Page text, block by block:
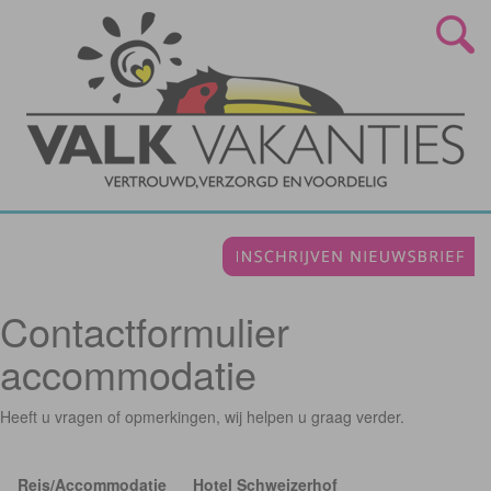
Contactformulier
accommodatie
Heeft u vragen of opmerkingen, wij helpen u graag verder.
Reis/Accommodatie
Hotel Schweizerhof